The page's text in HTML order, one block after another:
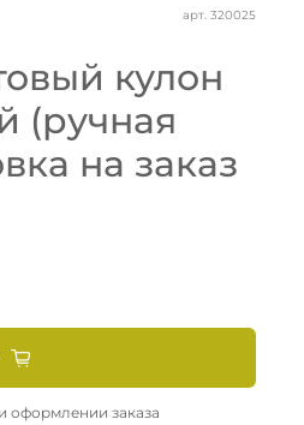
арт. 320025
кулон
(ручная
на заказ
оформлении заказа